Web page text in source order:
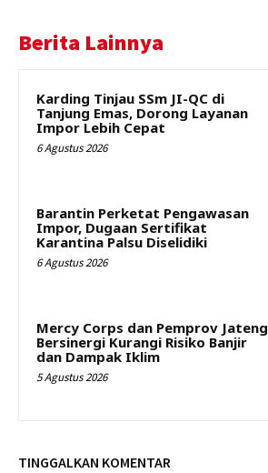
Berita Lainnya
Karding Tinjau SSm JI-QC di
Tanjung Emas, Dorong Layanan
Impor Lebih Cepat
6 Agustus 2026
Barantin Perketat Pengawasan
Impor, Dugaan Sertifikat
Karantina Palsu Diselidiki
6 Agustus 2026
Mercy Corps dan Pemprov Jateng
Bersinergi Kurangi Risiko Banjir
dan Dampak Iklim
5 Agustus 2026
TINGGALKAN KOMENTAR